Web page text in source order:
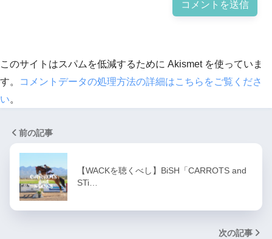
このサイトはスパムを低減するために Akismet を使っていま
す。
コメントデータの処理方法の詳細はこちらをご覧くださ
い。
前の記事
【WACKを聴くべし】BiSH「CARROTS and
STi…
次の記事